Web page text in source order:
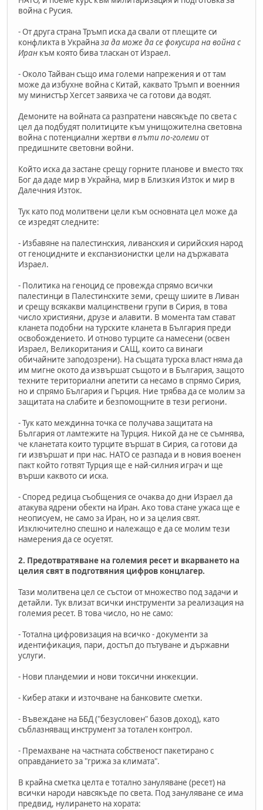
война с Русия.
- От друга страна Тръмп иска да свали от плещите си
конфликта в Украйназа да може да се фокусира на война с
Иран към която бива тласкан от Израел.
- Около Тайван също има големи напрежения и от там
може да избухне война с Китай, каквато Тръмп и военния
му министър Хегсет заявиха че са готови да водят.
Демоните на войната са разпратени навсякъде по света с
цел да подбудят политиците към унищожителна световна
война с потенциални жертви в пъти по-големиот
предишните световни войни.
Който иска да застане срещу горните планове и вместо тях
Бог да даде мир в Украйна, мир в Близкия Изток и мир в
Далечния Изток.
Тук като под молитвени цели към основната цел може да
се изредят следните:
- Избавяне на палестинския, ливанския и сирийския народ
от геноцидните и експанзионистки цели на държавата
Израел.
- Политика на геноцид се провежда спрямо всички
палестинци в Палестинските земи, срещу шиите в Ливан
и срещу всякакви малцинствени групи в Сирия, в това
число християни, друзе и алавити. В момента там стават
кланета подобни на турските кланета в България преди
освобождението. И отново турците са намесени (освен
Израел, Великоритания и САЩ, които са винаги
обичайните заподозрени). На същата турска власт няма да
им мигне окото да извършат същото и в България, защото
техните териториални апетити са несамо в спрямо Сирия,
но и спрямо България и Гърция. Ние трябва да се молим за
защитата на слабите и безпомощните в тези региони.
- Тук като междинна точка се получава защитата на
България от ламтежите на Турция. Никой да не се съмнява,
че кланетата които турците вършат в Сирия, са готови да
ги извършат и при нас. НАТО се разпада и в новия военен
пакт който готвят Турция ще е най-силния играч и ще
върши каквото си иска.
- Според редица съобщения се очаква до дни Израел да
атакува ядрени обекти на Иран. Ако това стане ужаса ще е
неописуем, не само за Иран, но и за целия свят.
Изключително спешно и належащо е да се молим тези
намерения да се осуетят.
2. Предотвратяване на големия ресет и вкарването на
целия свят в подготвяния цифров концлагер.
Тази молитвена цел се състои от множество под задачи и
детайли. Тук влизат всички инструменти за реализация на
големия ресет. В това число, но не само:
- Тотална цифровизация на всичко - документи за
идентификация, пари, достъп до пътуване и държавни
услуги.
- Нови пландемии и нови токсични инжекции.
- Кибер атаки и източване на банковите сметки.
- Въвеждане на ББД ("безусловен" базов доход), като
съблазняващ инструмент за тотален контрол.
- Премахване на частната собственост пакетирано с
оправданието за "грижа за климата".
В крайна сметка целта е тотално зануляване (ресет) на
всички народи навсякъде по света. Под зануляване се има
предвид, нулирането на хората: